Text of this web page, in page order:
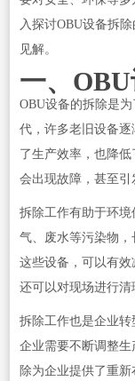
入探讨OBU设备拆
见解。
一、
OBU设备的拆除是
代，许多老旧设备
了生产效率，也降
会出现故障，甚至引
拆除工作有助于环
气、废水等污染物
这些设备，可以有
还可以对现场进行清
拆除工作也是企业转
企业需要不断调整
除为企业提供了重